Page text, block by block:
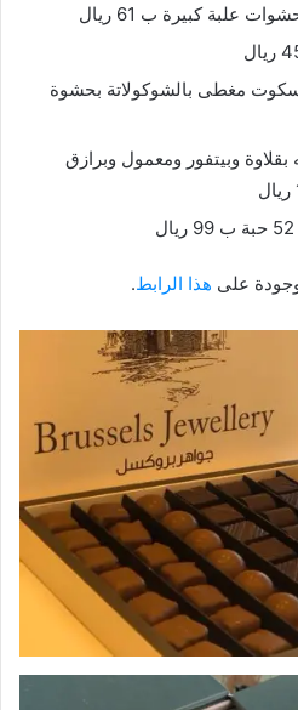
علبة كبيرة ب 61 ريال
مغطى بالشوكولاتة بحشوة
وبيتفور ومعمول وبرازق
على هذا الرابط.